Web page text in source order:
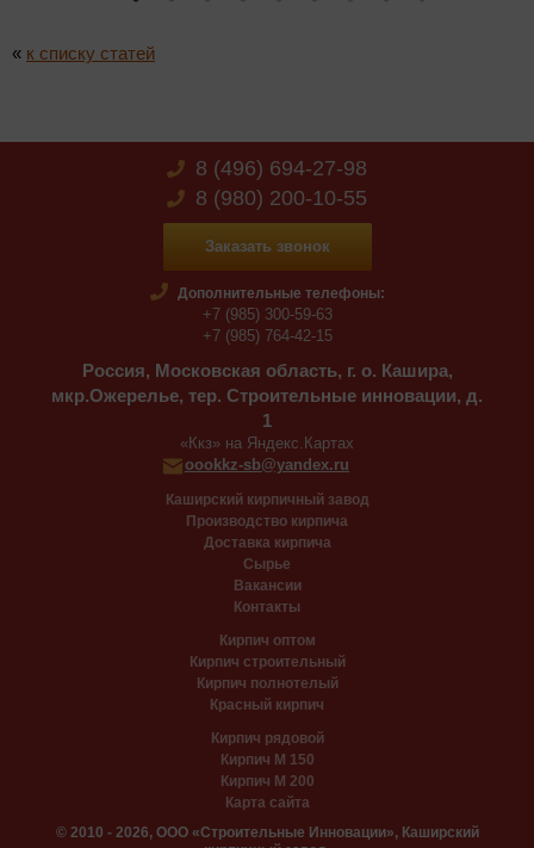
« к списку статей
8 (496) 694-27-98
8 (980) 200-10-55
Заказать звонок
Дополнительные телефоны:
+7 (985) 300-59-63
+7 (985) 764-42-15
Россия, Московская область, г. о. Кашира,
мкр.Ожерелье, тер. Строительные инновации, д.
1
«Ккз» на Яндекс.Картах
oookkz-sb@yandex.ru
Каширский кирпичный завод
Производство кирпича
Доставка кирпича
Сырье
Вакансии
Контакты
Кирпич оптом
Кирпич строительный
Кирпич полнотелый
Красный кирпич
Кирпич рядовой
Кирпич М 150
Кирпич М 200
Карта сайта
© 2010 - 2026, ООО «Строительные Инновации», Каширский